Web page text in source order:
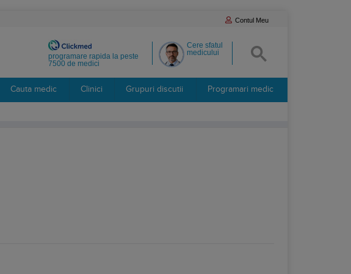
Contul Meu
Cere sfatul
medicului
programare rapida la peste
7500 de medici
Cauta medic Clinici Grupuri discutii Programari medic